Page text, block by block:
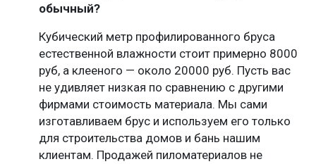
обычный?
Кубический метр профилированного бруса
естественной влажности стоит примерно 8000
руб, а клееного — около 20000 руб. Пусть вас
не удивляет низкая по сравнению с другими
фирмами стоимость материала. Мы сами
изготавливаем брус и используем его только
для строительства домов и бань нашим
клиентам. Продажей пиломатериалов не